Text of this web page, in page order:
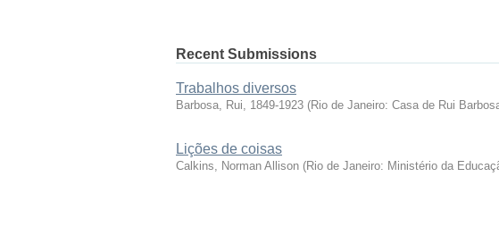
Recent Submissions
Trabalhos diversos
Barbosa, Rui, 1849-1923 (Rio de Janeiro: Casa de Rui
Lições de coisas
Calkins, Norman Allison (Rio de Janeiro: Ministério da